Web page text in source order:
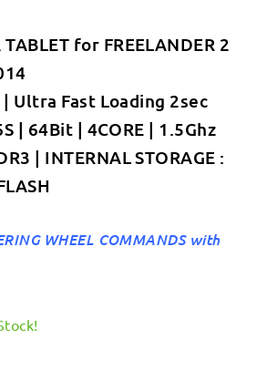
τιμή
€349.00.
for FREELANDER 2
Ultra Fast Loading 2sec
| 64Bit | 4CORE | 1.5Ghz
| INTERNAL STORAGE :
WHEEL COMMANDS with